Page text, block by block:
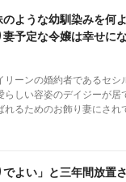
りだった令嬢が、自分の声
のような幼馴染みを何
妻予定な令嬢は幸せ
リーンの婚約者であるセシ
らしい容姿のデイジーが居
れるためのお飾り妻にされ
ンは自分の我慢が限界に達
でよい」と三年間放置